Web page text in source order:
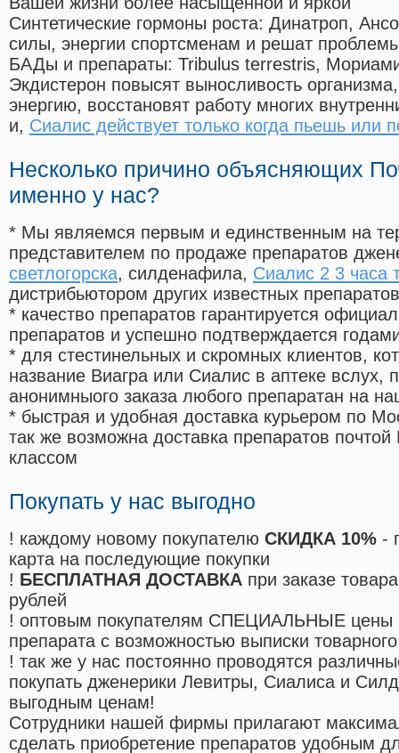
Синтетические гормоны роста: Динатроп,
силы, энергии спортсменам и решат
БАДы и препараты: Tribulus terrestris,
Экдистерон повысят выносливость
энергию, восстановят работу многих
и, Сиалис действует только когда пьешь или
Несколько причино объясняющих
именно у нас?
* Мы являемся первым и единственным на
представителем по продаже препаратов
светлогорска, силденафила, Сиалис 2 3 часа
дистрибьютором других известных препаратов
* качество препаратов гарантируется
препаратов и успешно подтверждается
* для стестинельных и скромных клиентов,
название Виагра или Сиалис в аптеке вслух,
анонимныого заказа любого препаратан на
* быстрая и удобная доставка курьером по
так же возможна доставка препаратов
классом
Покупать у нас выгодно
! каждому новому покупателю СКИДКА 10% -
карта на последующие покупки
! БЕСПЛАТНАЯ ДОСТАВКА при заказе
рублей
! оптовым покупателям СПЕЦИАЛЬНЫЕ цены
препарата с возможностью выписки
! так же у нас постоянно проводятся
покупать дженерики Левитры, Сиалиса и
выгодным ценам!
Cотрудники нашей фирмы прилагают
сделать приобретение препаратов удобным